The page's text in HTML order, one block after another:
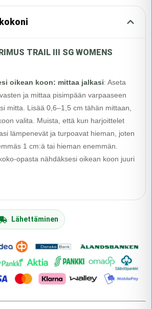
TRAIL III SG WOMENS
oikean koon: mittaa jalkasi: Aseta
ja mittaa pisimpään varpaaseen
mitta. Lisää 0,6–1,5 cm tähän mittaan,
valita. Muista, että kun harjoittelet
lämpenevät ja turpoavat hieman, joten
1 cm:ä tai hieman enemmän.
opasta nähdäksesi oikean koon juuri
Lähettäminen